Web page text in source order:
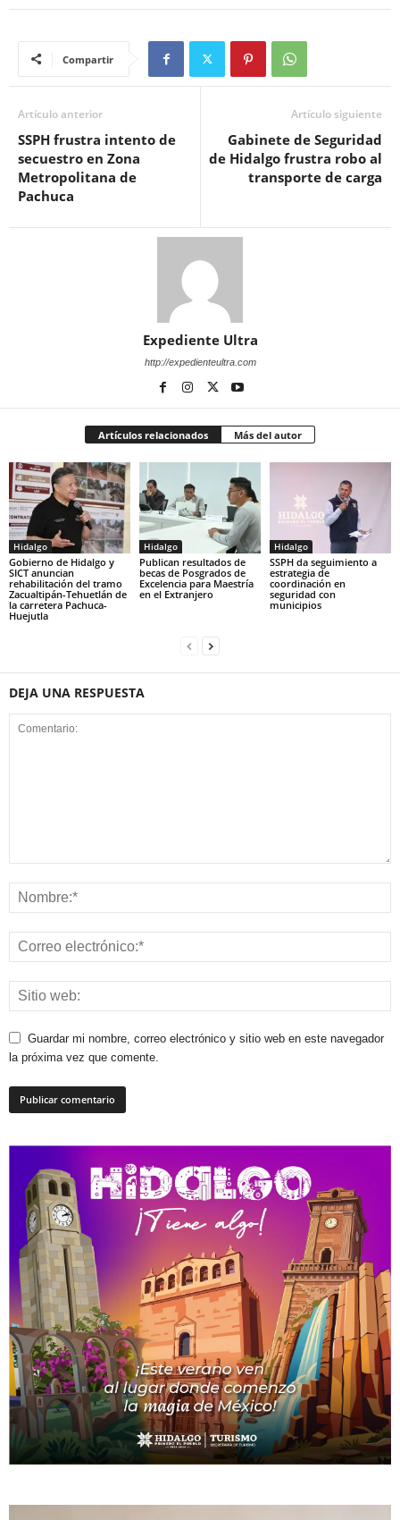
Compartir
Artículo anterior
SSPH frustra intento de
secuestro en Zona
Metropolitana de
Pachuca
Artículo siguiente
Gabinete de Seguridad
de Hidalgo frustra robo al
transporte de carga
Expediente Ultra
http://expedienteultra.com
Artículos relacionados Más del autor
Hidalgo
Gobierno de Hidalgo y
SICT anuncian
rehabilitación del tramo
Zacualtipán-Tehuetlán de
la carretera Pachuca-
Huejutla
Hidalgo
Publican resultados de
becas de Posgrados de
Excelencia para Maestría
en el Extranjero
Hidalgo
SSPH da seguimiento a
estrategia de
coordinación en
seguridad con
municipios
DEJA UNA RESPUESTA
Guardar mi nombre, correo electrónico y sitio web en este navegador
la próxima vez que comente.